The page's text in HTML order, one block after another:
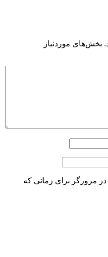
بخش‌های موردنیاز
مرورگر برای زمانی که